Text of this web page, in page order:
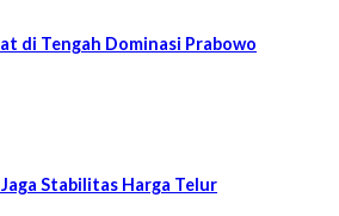
di Tengah Dominasi Prabowo
Stabilitas Harga Telur